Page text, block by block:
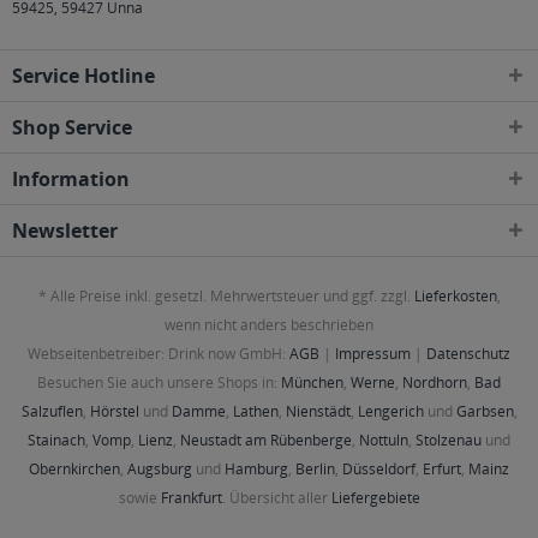
59425, 59427 Unna
Service Hotline
Shop Service
Information
Newsletter
* Alle Preise inkl. gesetzl. Mehrwertsteuer und ggf. zzgl. Lieferkosten,
wenn nicht anders beschrieben
Webseitenbetreiber: Drink now GmbH: AGB | Impressum | Datenschutz
Besuchen Sie auch unsere Shops in: München, Werne, Nordhorn, Bad
Salzuflen, Hörstel und Damme, Lathen, Nienstädt, Lengerichund Garbsen,
Stainach, Vomp, Lienz, Neustadt am Rübenberge, Nottuln, Stolzenau und
Obernkirchen, Augsburg und Hamburg, Berlin, Düsseldorf, Erfurt, Mainz
sowie Frankfurt. Übersicht aller Liefergebiete